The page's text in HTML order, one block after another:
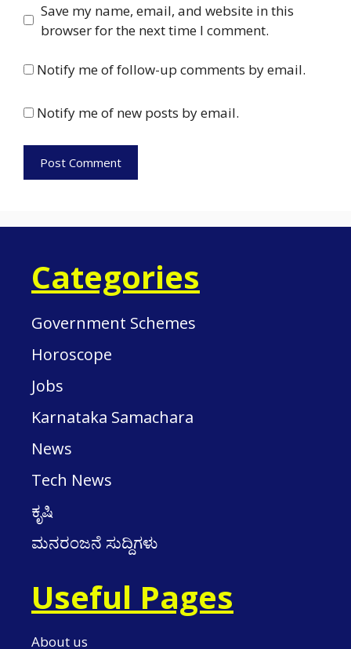
Save my name, email, and website in this
browser for the next time I comment.
Notify me of follow-up comments by email.
Notify me of new posts by email.
Categories
Government Schemes
Horoscope
Jobs
Karnataka Samachara
News
Tech News
ಕೃಷಿ
ಮನರಂಜನೆ ಸುದ್ದಿಗಳು
Useful Pages
About us